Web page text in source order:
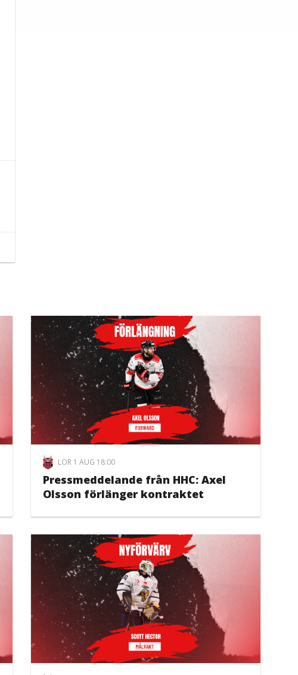
LÖR 1 AUG 18:00
Pressmeddelande från HHC: Axel
Olsson förlänger kontraktet